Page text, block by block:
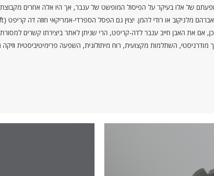
של אלו בעיקר על הפיסול המופשט של ענבר, אך היו אלה אחרים
אם את האבן חייב ענבר לדה-קריפט, הרי שניתן לאתר ביצירתו קשרים
מודרניסטי, השתלמות מקצועית, רוח מיתולוגית, השפעה פרימיטיביסטית